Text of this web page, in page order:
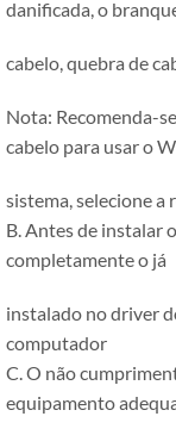
danificada, o
cabelo, quebra de
Nota: Recomenda-
cabelo para usar o
sistema, selecione a
B. Antes de instalar
completamente o já
instalado no driver
computador
C. O não
equipamento